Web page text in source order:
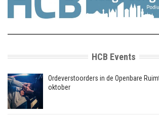
HCB Events
Ordeverstoorders in de Openbare
oktober